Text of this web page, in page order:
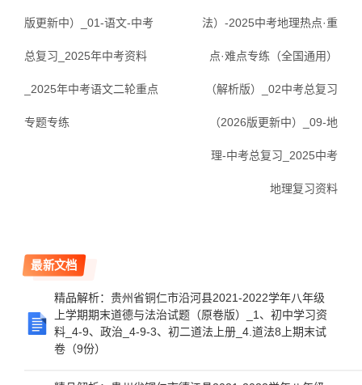
版更新中）_01-语文-中考
总复习_2025年中考资料
_2025年中考语文二轮重点
专题专练
法）-2025中考地理热点·重
点·难点专练（全国通用）
（解析版）_02中考总复习
（2026版更新中）_09-地
理-中考总复习_2025中考
地理复习资料
最新文档
精品解析：贵州省铜仁市沿河县2021-2022学年八年级
上学期期末道德与法治试题（原卷版）_1、初中学习资
料_4-9、政治_4-9-3、初二道法上册_4.道法8上期末试
卷（9份）